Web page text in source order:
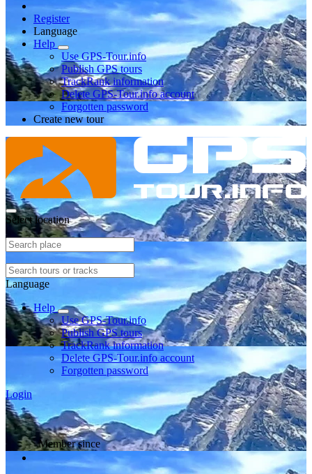
Register
Language
Help
Use GPS-Tour.info
Publish GPS tours
TrackRank information
Delete GPS-Tour.info account
Forgotten password
Create new tour
Select location
Language
Help
Use GPS-Tour.info
Publish GPS tours
TrackRank information
Delete GPS-Tour.info account
Forgotten password
Login
Member since